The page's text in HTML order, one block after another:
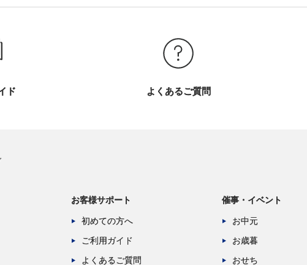
ド よくあるご質問
お客様サポート
初めての方へ
ご利用ガイド
よくあるご質問
催事・イベント
お中元
お歳暮
おせち